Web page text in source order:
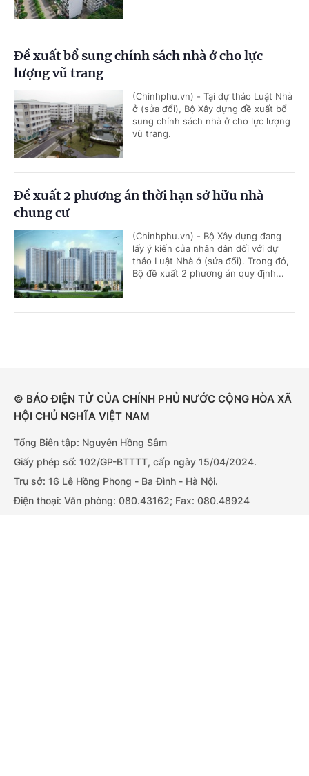
Đề xuất bổ sung chính sách nhà ở cho lực
lượng vũ trang
(Chinhphu.vn) - Tại dự thảo Luật Nhà
ở (sửa đổi), Bộ Xây dựng đề xuất bổ
sung chính sách nhà ở cho lực lượng
vũ trang.
Đề xuất 2 phương án thời hạn sở hữu nhà
chung cư
(Chinhphu.vn) - Bộ Xây dựng đang
lấy ý kiến của nhân đân đối với dự
thảo Luật Nhà ở (sửa đổi). Trong đó,
Bộ đề xuất 2 phương án quy định...
© BÁO ĐIỆN TỬ CỦA CHÍNH PHỦ NƯỚC CỘNG HÒA XÃ
HỘI CHỦ NGHĨA VIỆT NAM
Tổng Biên tập: Nguyễn Hồng Sâm
Giấy phép số: 102/GP-BTTTT, cấp ngày 15/04/2024.
Trụ sở: 16 Lê Hồng Phong - Ba Đình - Hà Nội.
Điện thoại: Văn phòng: 080.43162; Fax: 080.48924